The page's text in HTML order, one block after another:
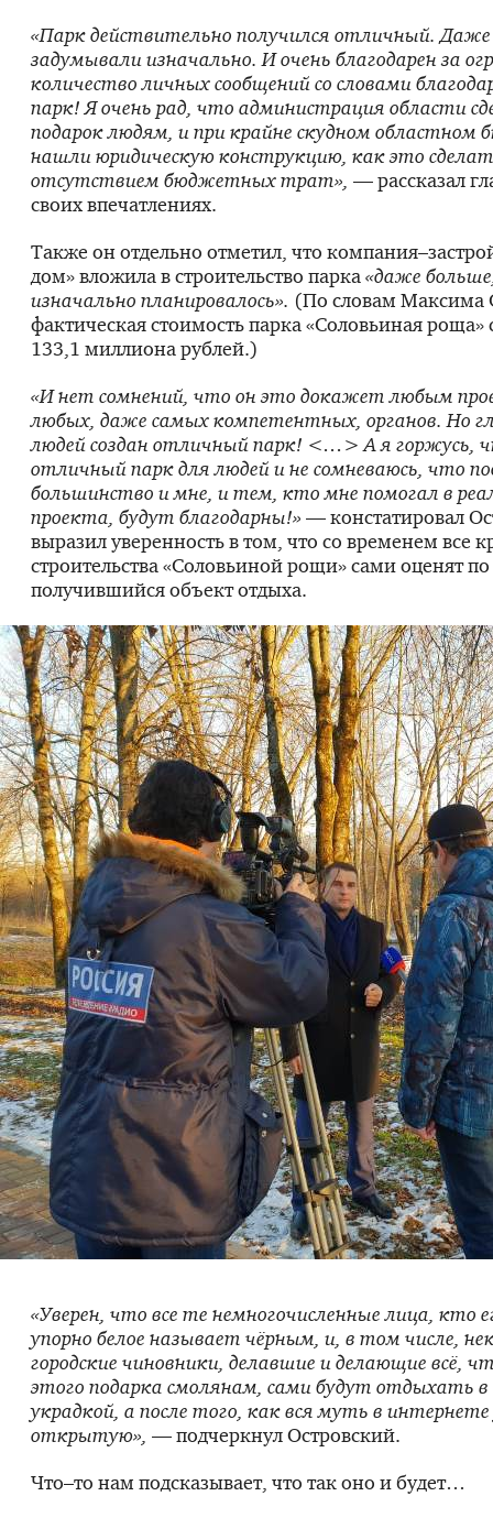
«Парк действительно получился отличный.
задумывали изначально. И очень благодарен за
количество личных сообщений со словами
парк! Я очень рад, что администрация области
подарок людям, и при крайне скудном
нашли юридическую конструкцию, как это
отсутствием бюджетных трат», — рассказал
своих впечатлениях.
Также он отдельно отметил, что
дом» вложила в строительство парка «даже
изначально планировалось». (По словам Максима
фактическая стоимость парка «Соловьиная роща»
133,1 миллиона рублей.)
«И нет сомнений, что он это докажет любым
любых, даже самых компетентных, органов. Но
людей создан отличный парк! <…> А я горжусь,
отличный парк для людей и не сомневаюсь, что
большинство и мне, и тем, кто мне помогал в
проекта, будут благодарны!» — констатировал
выразил уверенность в том, что со временем все
строительства «Соловьиной рощи» сами оценят по
получившийся объект отдыха.
«Уверен, что все те немногочисленные лица, кто
упорно белое называет чёрным, и, в том числе,
городские чиновники, делавшие и делающие всё,
этого подарка смолянам, сами будут отдыхать
украдкой, а после того, как вся муть в
открытую», — подчеркнул Островский.
Что–то нам подсказывает, что так оно и будет…